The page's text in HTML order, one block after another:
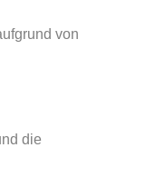
von
die